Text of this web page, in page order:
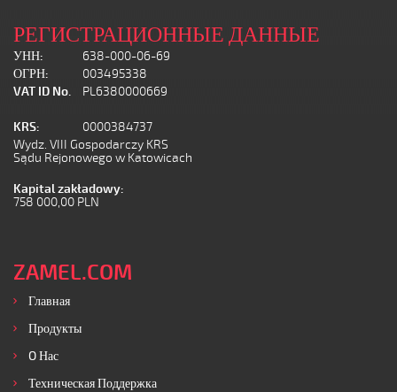
РЕГИСТРАЦИОННЫЕ ДАННЫЕ
УНН:
638-000-06-69
ОГРН:
003495338
VAT ID No.
PL6380000669
KRS:
0000384737
Wydz. VIII Gospodarczy KRS
Sądu Rejonowego w Katowicach
Kapital zakładowy:
758 000,00 PLN
ZAMEL.COM
Главная
Продукты
O Нас
Техническая Поддержка